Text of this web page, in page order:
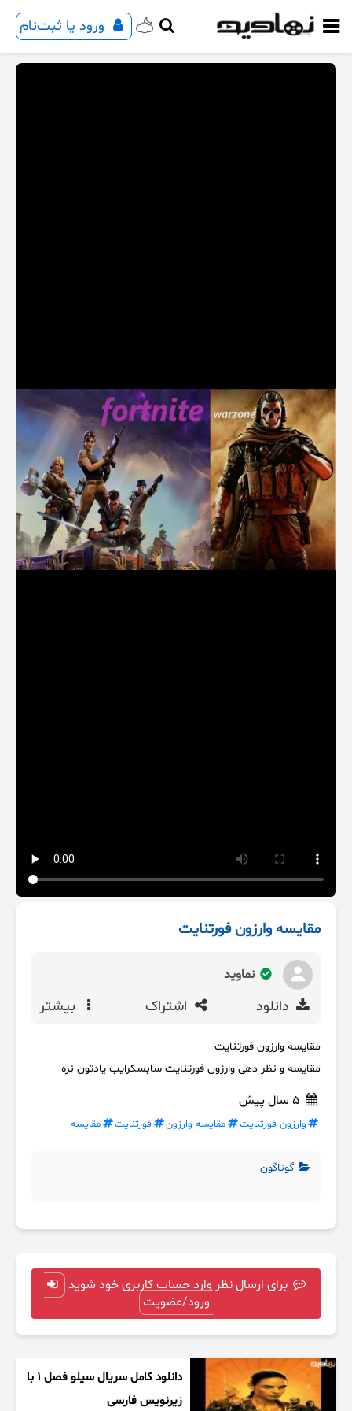
ورود یا ثبت‌نام
مقایسه وارزون فورتنایت
نماوید
دانلود اشتراک بیشتر
مقایسه وارزون فورتنایت
مقایسه و نظر دهی وارزون فورتنایت سابسکرایب یادتون نره
وارزون فورتنایت مقایسه وارزون فورتنایت مقایسه
گوناگون
برای ارسال نظر وارد حساب کاربری خود شوید
ورود/عضویت
دانلود کامل سریال سیلو فصل ۱ با
زیرنویس فارسی